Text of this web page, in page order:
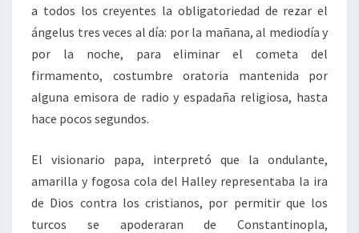
a todos los creyentes la obligatoriedad de rezar el
ángelus tres veces al día: por la mañana, al mediodía y
por la noche, para eliminar el cometa del
firmamento, costumbre oratoria mantenida por
alguna emisora de radio y espadaña religiosa, hasta
hace pocos segundos.
El visionario papa, interpretó que la ondulante,
amarilla y fogosa cola del Halley representaba la ira
de Dios contra los cristianos, por permitir que los
turcos se apoderaran de Constantinopla,